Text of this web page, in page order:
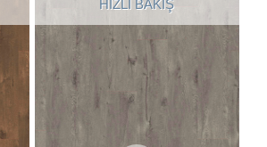
HIZLI BAKIŞ